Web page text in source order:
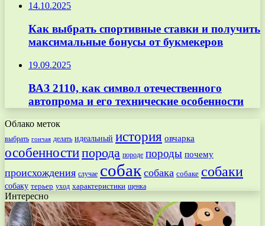
14.10.2025
Как выбрать спортивные ставки и получить
максимальные бонусы от букмекеров
19.09.2025
ВАЗ 2110, как символ отечественного
автопрома и его технические особенности
Облако меток
выбрать гончая делать идеальный история овчарка
особенностипорода породе породы почему
происхождения случае собак собака собаке собаки
собаку терьер уход характеристики щенка
Интересно